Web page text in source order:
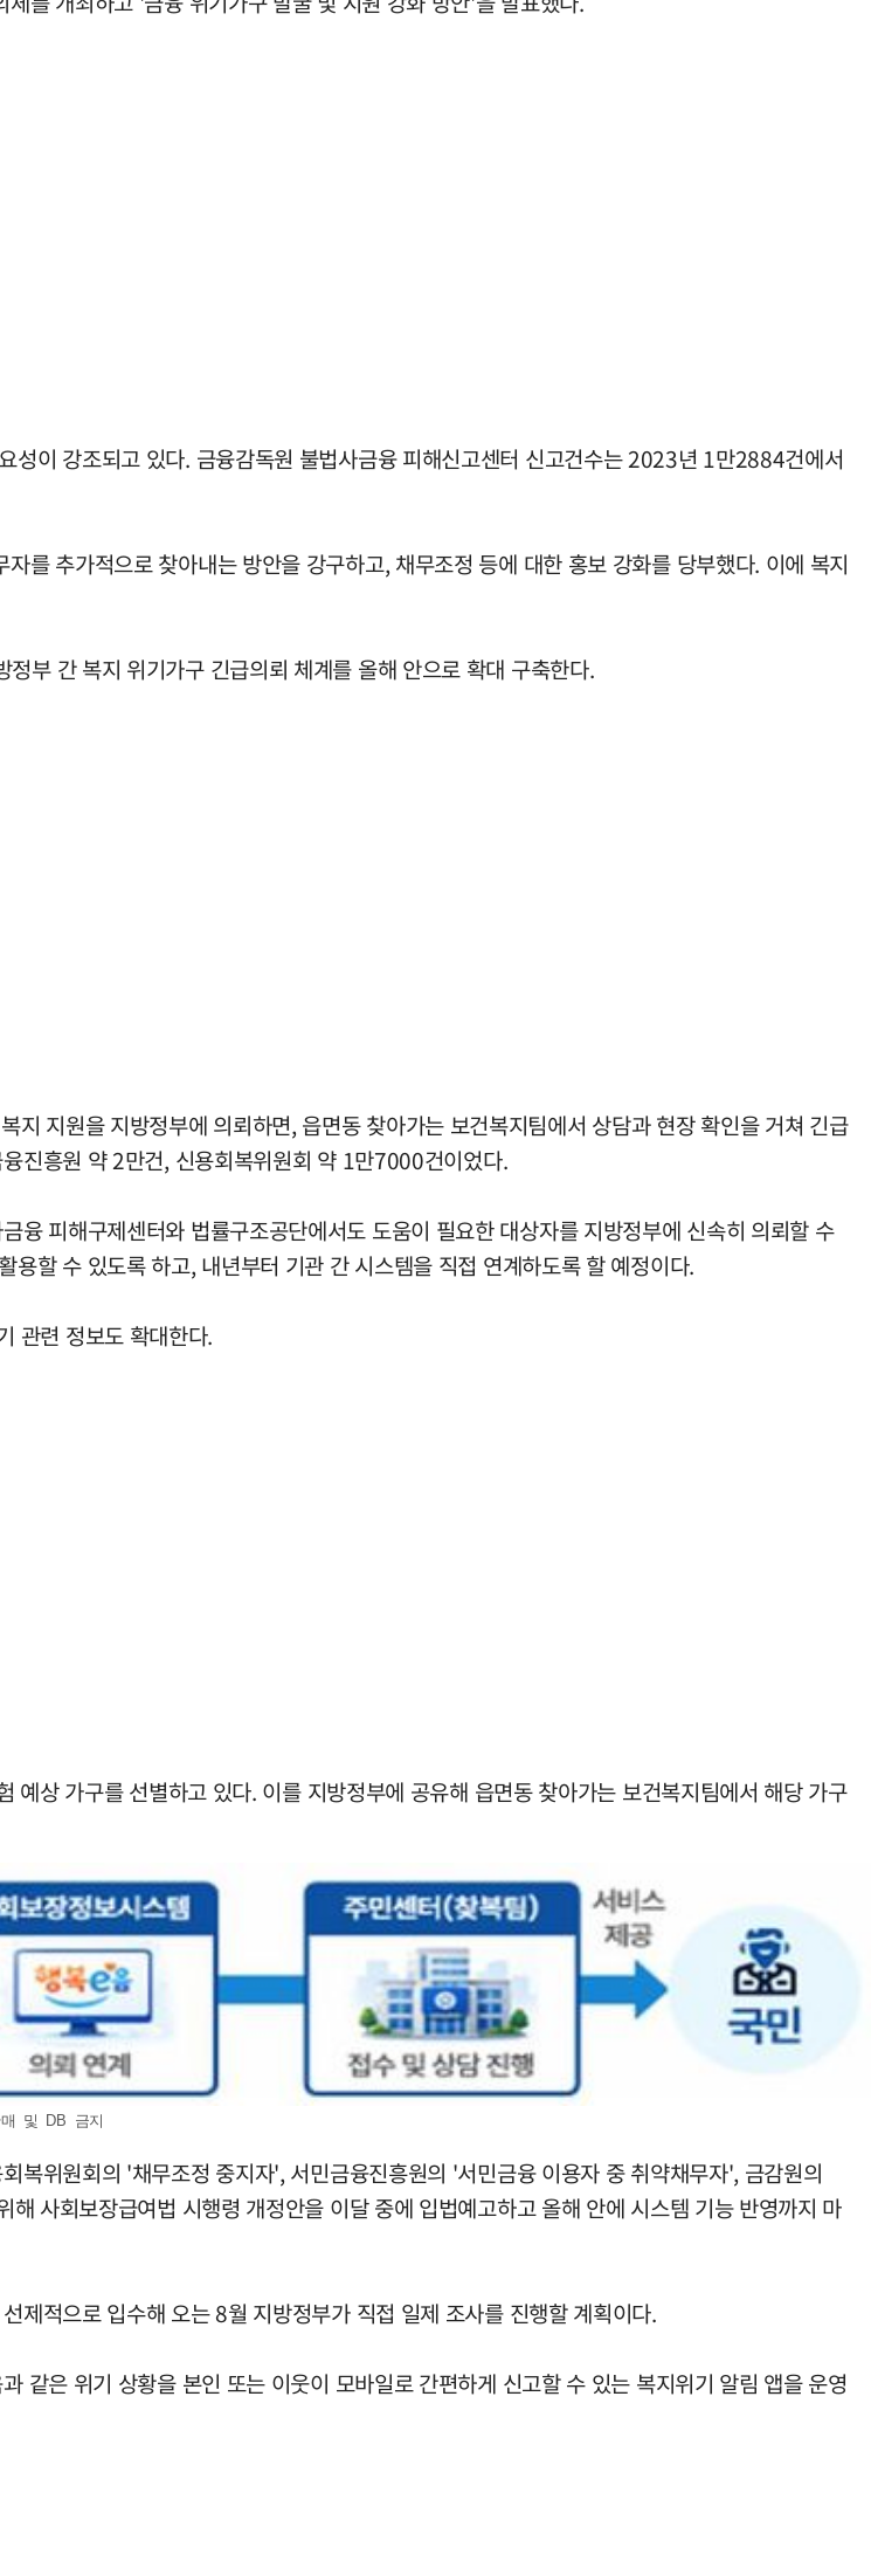
성이 강조되고 있다. 금융감독원 불법사금융 피해신고센터 신고건수는 2023년 1만2884건에서
를 추가적으로 찾아내는 방안을 강구하고, 채무조정 등에 대한 홍보 강화를 당부했다. 이에 복지
부 간 복지 위기가구 긴급의뢰 체계를 올해 안으로 확대 구축한다.
지원을 지방정부에 의뢰하면, 읍면동 찾아가는 보건복지팀에서 상담과 현장 확인을 거쳐 긴급
진흥원 약 2만건, 신용회복위원회 약 1만7000건이었다.
융 피해구제센터와 법률구조공단에서도 도움이 필요한 대상자를 지방정부에 신속히 의뢰할 수
할 수 있도록 하고, 내년부터 기관 간 시스템을 직접 연계하도록 할 예정이다.
관련 정보도 확대한다.
상 가구를 선별하고 있다. 이를 지방정부에 공유해 읍면동 찾아가는 보건복지팀에서 해당 가구
매 및 DB 금지
복위원회의 '채무조정 중지자', 서민금융진흥원의 '서민금융 이용자 중 취약채무자', 금감원의
사회보장급여법 시행령 개정안을 이달 중에 입법예고하고 올해 안에 시스템 기능 반영까지 마
제적으로 입수해 오는 8월 지방정부가 직접 일제 조사를 진행할 계획이다.
같은 위기 상황을 본인 또는 이웃이 모바일로 간편하게 신고할 수 있는 복지위기 알림 앱을 운영